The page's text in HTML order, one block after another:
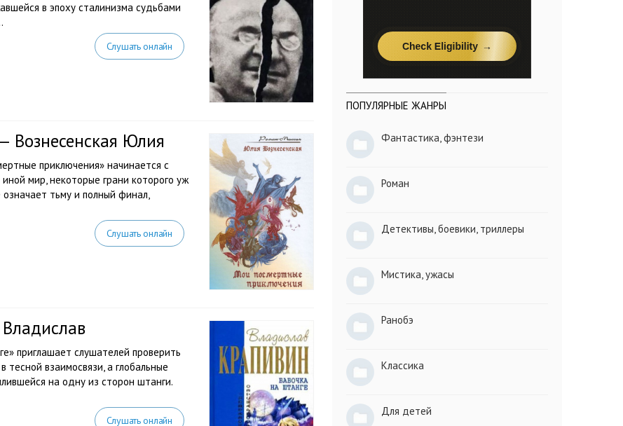
в эпоху сталинизма судьбами
Слушать онлайн
Вознесенская Юлия
приключения» начинается с
мир, некоторые грани которого уж
тьму и полный финал,
Слушать онлайн
приглашает слушателей проверить
взаимосвязи, а глобальные
на одну из сторон штанги.
Слушать онлайн
ПОПУЛЯРНЫЕ ЖАНРЫ
Фантастика, фэнтези
Роман
Детективы, боевики, триллеры
Мистика, ужасы
Ранобэ
Классика
Для детей